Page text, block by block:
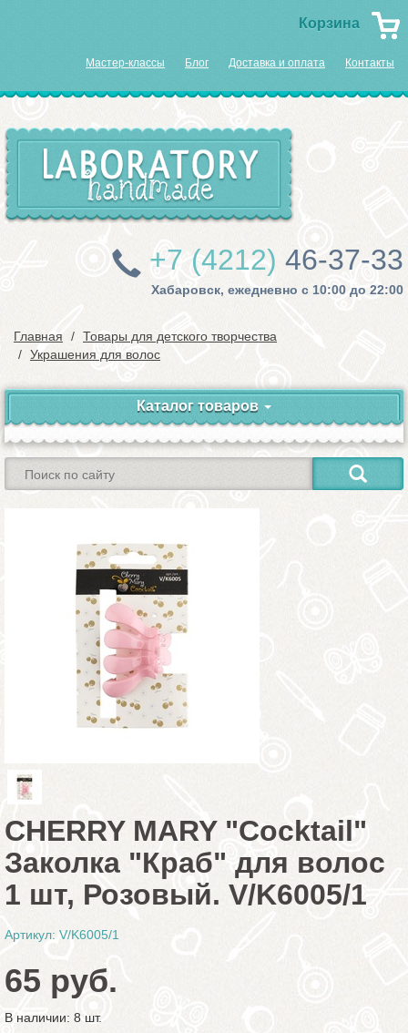
Корзина
Мастер-классы Блог Доставка и оплата Контакты
+7 (4212) 46-37-33
Хабаровск, ежедневно с 10:00 до 22:00
Главная
Товары для детского творчества
Украшения для волос
Каталог товаров
CHERRY MARY "Cocktail"
Заколка "Краб" для волос
1 шт, Розовый. V/K6005/1
Артикул: V/K6005/1
65 руб.
В наличии: 8 шт.